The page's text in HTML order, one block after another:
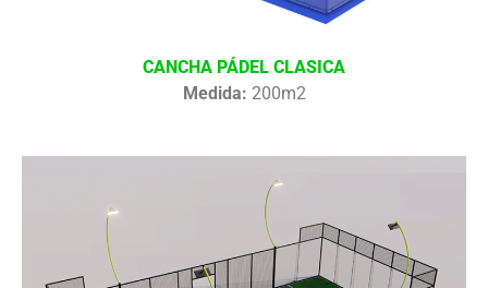
CANCHA PÁDEL CLASICA
Medida: 200m2